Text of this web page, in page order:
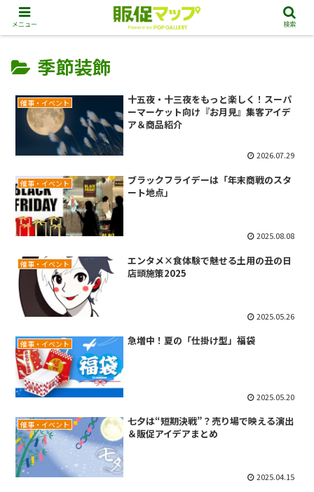
季節装飾
催事・イベント
十五夜・十三夜をもっと楽しく！スーパ
ーマーケット向け『お月見』集客アイデ
ア＆商品紹介
2026.07.29
催事・イベント
ブラックフライデーは「年末商戦のスタ
ート地点」
2025.08.08
催事・イベント
エンタメ×食体験で魅せる土用の丑の日
店頭施策2025
2025.05.26
催事・イベント 急増中！夏の「仕掛け型」福袋
2025.05.20
催事・イベント
七夕は“短期決戦”？売り場で映える演出
＆販促アイデアまとめ
2025.04.15
メニュー 検索